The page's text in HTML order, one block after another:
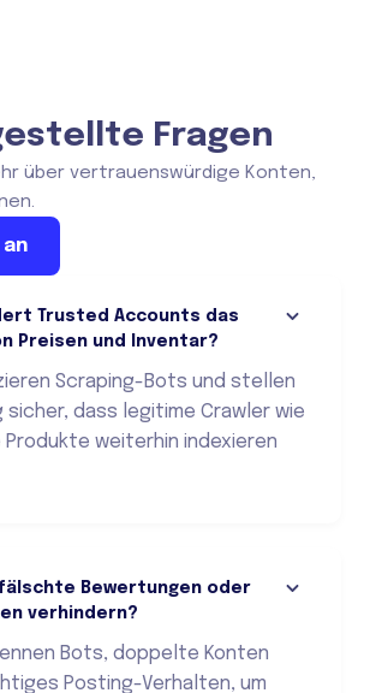
Fragen
über vertrauenswürdige Konten,
an
Trusted Accounts das
Preisen und Inventar?
Scraping-Bots und stellen
dass legitime Crawler wie
Produkte weiterhin indexieren
Bewertungen oder
verhindern?
Bots, doppelte Konten
Posting-Verhalten, um